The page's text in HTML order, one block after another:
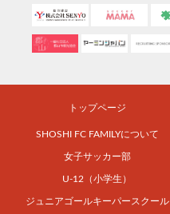
トップページ
SHOSHI FC FAMILYについて
女子サッカー部
U-12（小学生）
ジュニアゴールキーパースクール